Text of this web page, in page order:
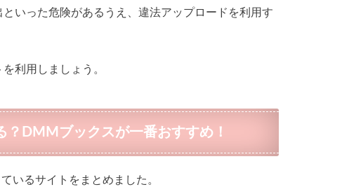
いった危険があるうえ、違法アップロードを利用す
利用しましょう。
？DMMブックスが一番おすすめ！
いるサイトをまとめました。